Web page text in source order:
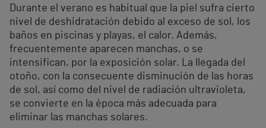
Durante el verano es habitual que la piel sufra cierto
nivel de deshidratación debido al exceso de sol, los
baños en piscinas y playas, el calor. Además,
frecuentemente aparecen manchas, o se
intensifican, por la exposición solar. La llegada del
otoño, con la consecuente disminución de las horas
de sol, así como del nivel de radiación ultravioleta,
se convierte en la época más adecuada para
eliminar las manchas solares.